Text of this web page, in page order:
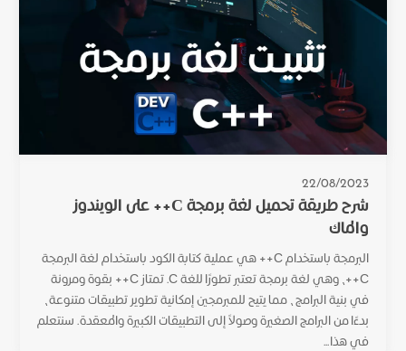
22/08/2023
شرح طريقة تحميل لغة برمجة C++ على الويندوز
والماك
البرمجة باستخدام C++ هي عملية كتابة الكود باستخدام لغة البرمجة
C++، وهي لغة برمجة تعتبر تطورًا للغة C. تمتاز C++ بقوة ومرونة
في بنية البرامج، مما يتيح للمبرمجين إمكانية تطوير تطبيقات متنوعة،
بدءًا من البرامج الصغيرة وصولاً إلى التطبيقات الكبيرة والمعقدة. سنتعلم
في هذا...